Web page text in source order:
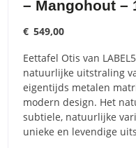
– Mangohout –
€ 549,00
Eettafel Otis van
natuurlijke uitstraling
eigentijds metalen
modern design. Het
subtiele, natuurlijke
unieke en levendige